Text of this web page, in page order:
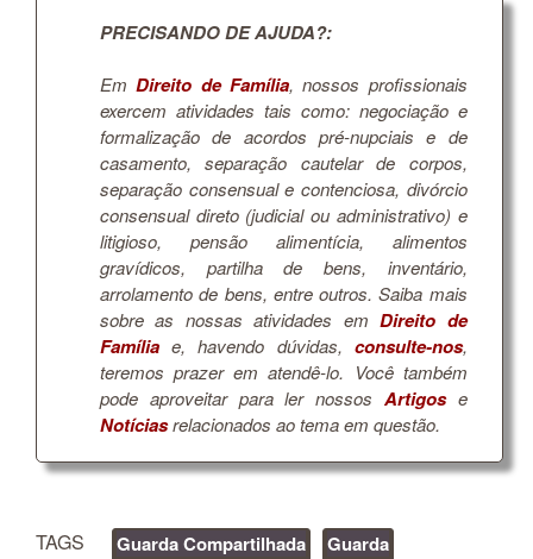
PRECISANDO DE AJUDA?:
EmDireito de Família, nossos profissionais
exercem atividades tais como: negociação e
formalização de acordos pré-nupciais e de
casamento, separação cautelar de corpos,
separação consensual e contenciosa, divórcio
consensual direto (judicial ou administrativo) e
litigioso, pensão alimentícia, alimentos
gravídicos, partilha de bens, inventário,
arrolamento de bens, entre outros. Saiba mais
sobre as nossas atividades emDireito de
Família e, havendo dúvidas, consulte-nos,
teremos prazer em atendê-lo. Você também
pode aproveitar para ler nossos Artigose
Notíciasrelacionados ao tema em questão.
TAGS Guarda Compartilhada
Guarda